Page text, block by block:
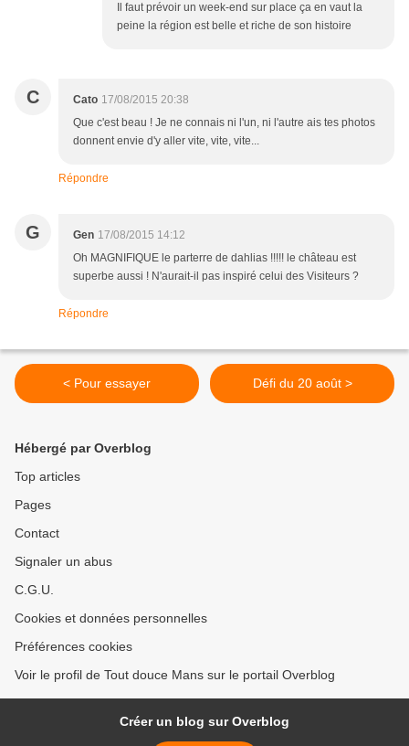
Il faut prévoir un week-end sur place ça en vaut la
peine la région est belle et riche de son histoire
C Cato 17/08/2015 20:38
Que c'est beau ! Je ne connais ni l'un, ni l'autre ais tes photos
donnent envie d'y aller vite, vite, vite...
Répondre
G Gen 17/08/2015 14:12
Oh MAGNIFIQUE le parterre de dahlias !!!!! le château est
superbe aussi ! N'aurait-il pas inspiré celui des Visiteurs ?
Répondre
< Pour essayer Défi du 20 août >
Hébergé par Overblog
Top articles
Pages
Contact
Signaler un abus
C.G.U.
Cookies et données personnelles
Préférences cookies
Voir le profil de Tout douce Mans sur le portail Overblog
Créer un blog sur Overblog